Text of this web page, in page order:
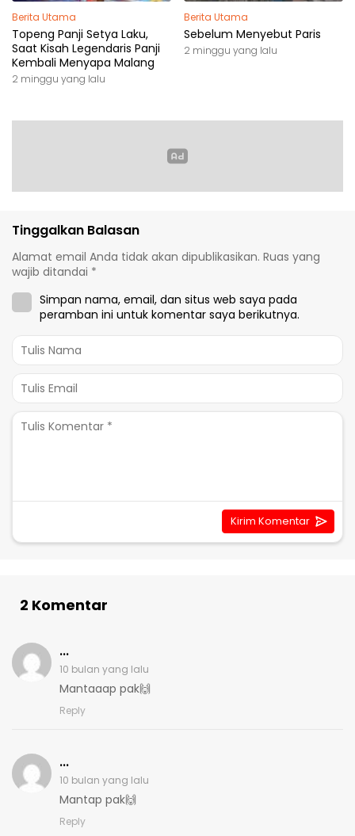
Berita Utama
Topeng Panji Setya Laku,
Saat Kisah Legendaris Panji
Kembali Menyapa Malang
2 minggu yang lalu
Berita Utama
Sebelum Menyebut Paris
2 minggu yang lalu
Tinggalkan Balasan
Alamat email Anda tidak akan dipublikasikan. Ruas yang
wajib ditandai *
Simpan nama, email, dan situs web saya pada
peramban ini untuk komentar saya berikutnya.
2 Komentar
...
10 bulan yang lalu
Mantaaap pak🙌
Reply
...
10 bulan yang lalu
Mantap pak🙌
Reply